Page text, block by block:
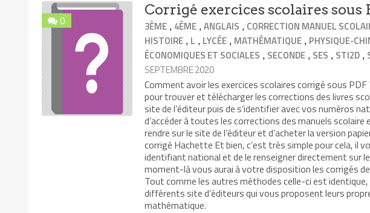
0
Corrigé exercices scolaires sous
3ÈME , 4ÈME ,ANGLAIS , CORRECTION MANUEL
HISTOIRE , L , LYCÉE , MATHÉMATIQUE , PHYSIQUE-
ÉCONOMIQUES ET SOCIALES , SECONDE , SES , STI2D ,
SEPTEMBRE 2020
Comment avoir les exercices scolaires corrigé sous PDF
pour trouver et télécharger les corrections des livres
site de l’éditeur puis de s’identifier avec vos numéros
d’accéder à toutes les corrections des manuels
rendre sur le site de l’éditeur et d’acheter la version
corrigé Hachette Et bien, c’est très simple pour cela, il
identifiant national et de le renseigner directement sur
moment-là vous aurai à votre disposition les corrigés
Tout comme les autres méthodes celle-ci est
différents site d’éditeurs qui vous proposent leurs
mathématique.